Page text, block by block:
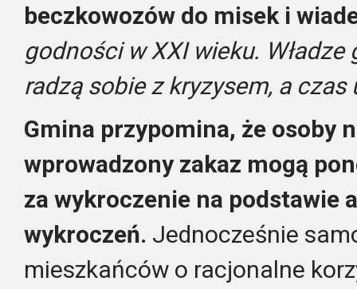
beczkowozów do misek i
godności w XXI wieku.
radzą sobie z kryzysem, a
Gmina przypomina, że osoby
wprowadzony zakaz mogą
za wykroczenie na podstawie
wykroczeń. Jednocześnie
mieszkańców o racjonalne